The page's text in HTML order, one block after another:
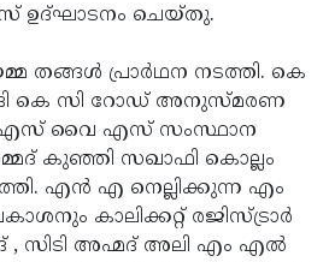
ചെയ്തു.
തങ്ങള്‍ പ്രാര്‍ഥന നടത്തി. കെ
കെ സി റോഡ് അനുസ്മരണ
എസ് വൈ എസ് സംസ്ഥാന
കുഞ്ഞി സഖാഫി കൊല്ലം
എന്‍ എ നെല്ലിക്കുന്ന എം
കാലിക്കറ്റ് രജിസ്ട്രാര്‍
സിടി അഹ്മദ് അലി എം എല്‍